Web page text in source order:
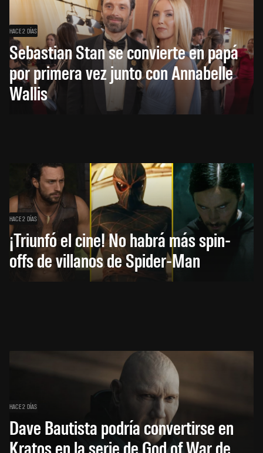
HACE 2 DÍAS
Sebastian Stan se convierte en papá
por primera vez junto con Annabelle
Wallis
HACE 2 DÍAS
¡Triunfó el cine! No habrá más spin-
offs de villanos de Spider-Man
HACE 2 DÍAS
Dave Bautista podría convertirse en
Kratos en la serie de God of War de